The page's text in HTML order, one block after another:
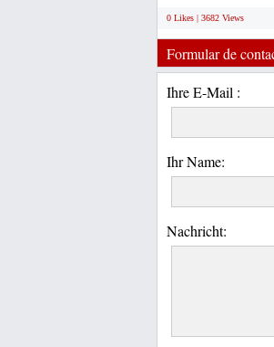
0 Likes | 3682 Views
Formular de
Ihre E-Mail :
Ihr Name:
Nachricht: